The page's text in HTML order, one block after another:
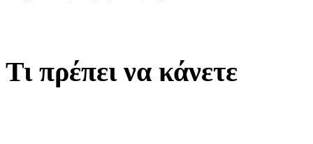
Τι πρέπει να κάνετε